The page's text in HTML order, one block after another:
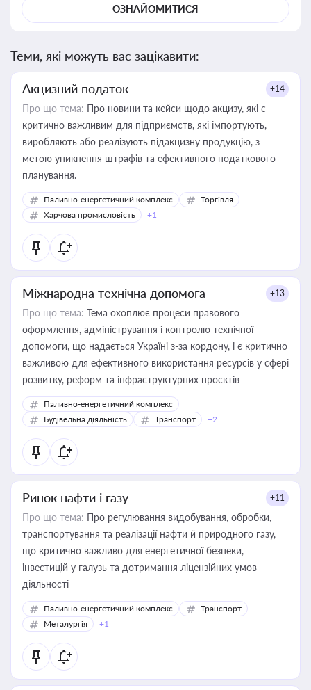
ОЗНАЙОМИТИСЯ
Теми, які можуть вас зацікавити:
Акцизний податок +14
Про що тема: Про новини та кейси щодо акцизу, які є
критично важливим для підприємств, які імпортують,
виробляють або реалізують підакцизну продукцію, з
метою уникнення штрафів та ефективного податкового
планування.
Паливно-енергетичний комплекс
Торгівля
Харчова промисловість
+1
Міжнародна технічна допомога +13
Про що тема: Тема охоплює процеси правового
оформлення, адміністрування і контролю технічної
допомоги, що надається Україні з-за кордону, і є критично
важливою для ефективного використання ресурсів у сфері
розвитку, реформ та інфраструктурних проєктів
Паливно-енергетичний комплекс
Будівельна діяльність
Транспорт +2
Ринок нафти і газу +11
Про що тема: Про регулювання видобування, обробки,
транспортування та реалізації нафти й природного газу,
що критично важливо для енергетичної безпеки,
інвестицій у галузь та дотримання ліцензійних умов
діяльності
Паливно-енергетичний комплекс
Транспорт
Металургія
+1